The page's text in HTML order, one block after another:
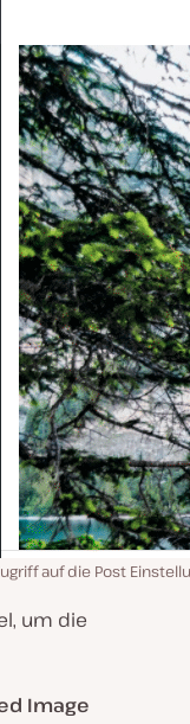
auf die Post
um die
Image